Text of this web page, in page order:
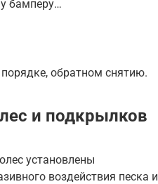
бамперу…
обратном снятию.
и подкрылков
установлены
воздействия песка и